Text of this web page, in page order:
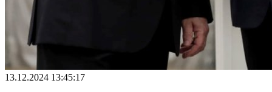
13.12.2024 13:45:17